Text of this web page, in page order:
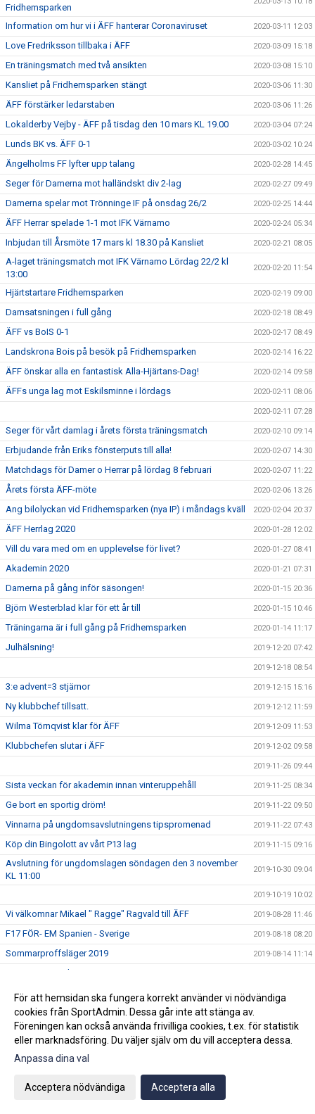
Fridhemsparken
Information om hur vi i ÄFF hanterar Coronaviruset 2020-03-11 12:03
Love Fredriksson tillbaka i ÄFF 2020-03-09 15:18
En träningsmatch med två ansikten 2020-03-08 15:10
Kansliet på Fridhemsparken stängt 2020-03-06 11:30
ÄFF förstärker ledarstaben 2020-03-06 11:26
Lokalderby Vejby - ÄFF på tisdag den 10 mars KL 19.00 2020-03-04 07:24
Lunds BK vs. ÄFF 0-1 2020-03-02 10:24
Ängelholms FF lyfter upp talang 2020-02-28 14:45
Seger för Damerna mot halländskt div 2-lag 2020-02-27 09:49
Damerna spelar mot Trönninge IF på onsdag 26/2 2020-02-25 14:44
ÄFF Herrar spelade 1-1 mot IFK Värnamo 2020-02-24 05:34
Inbjudan till Årsmöte 17 mars kl 18.30 på Kansliet 2020-02-21 08:05
A-laget träningsmatch mot IFK Värnamo Lördag 22/2 kl
13:00
2020-02-20 11:54
Hjärtstartare Fridhemsparken 2020-02-19 09:00
Damsatsningen i full gång 2020-02-18 08:49
ÄFF vs BoIS 0-1 2020-02-17 08:49
Landskrona Bois på besök på Fridhemsparken 2020-02-14 16:22
ÄFF önskar alla en fantastisk Alla-Hjärtans-Dag! 2020-02-14 09:58
ÄFFs unga lag mot Eskilsminne i lördags 2020-02-11 08:06
2020-02-11 07:28
Seger för vårt damlag i årets första träningsmatch 2020-02-10 09:14
Erbjudande från Eriks fönsterputs till alla! 2020-02-07 14:30
Matchdags för Damer o Herrar på lördag 8 februari 2020-02-07 11:22
Årets första ÄFF-möte 2020-02-06 13:26
Ang bilolyckan vid Fridhemsparken (nya IP) i måndags kväll 2020-02-04 20:37
ÄFF Herrlag 2020 2020-01-28 12:02
Vill du vara med om en upplevelse för livet? 2020-01-27 08:41
Akademin 2020 2020-01-21 07:31
Damerna på gång inför säsongen! 2020-01-15 20:36
Björn Westerblad klar för ett år till 2020-01-15 10:46
Träningarna är i full gång på Fridhemsparken 2020-01-14 11:17
Julhälsning! 2019-12-20 07:42
2019-12-18 08:54
3:e advent=3 stjärnor 2019-12-15 15:16
Ny klubbchef tillsatt. 2019-12-12 11:59
Wilma Törnqvist klar för ÄFF 2019-12-09 11:53
Klubbchefen slutar i ÄFF 2019-12-02 09:58
2019-11-26 09:44
Sista veckan för akademin innan vinteruppehåll 2019-11-25 08:34
Ge bort en sportig dröm! 2019-11-22 09:50
Vinnarna på ungdomsavslutningens tipspromenad 2019-11-22 07:43
Köp din Bingolott av vårt P13 lag 2019-11-15 09:16
Avslutning för ungdomslagen söndagen den 3 november
KL 11:00
2019-10-30 09:04
2019-10-19 10:02
Vi välkomnar Mikael " Ragge" Ragvald till ÄFF 2019-08-28 11:46
F17 FÖR- EM Spanien - Sverige 2019-08-18 08:20
Sommarproffsläger 2019 2019-08-14 11:14
Vinnare i 50/50 lotteriet 11/8
ÄFF söker matchsekreterare 2019-08-14 10:18
Angående gårdagens match i P19-Allsvenskan 2019-08-11 11:42
Kalle är på semester 2019-08-10 09:14
Klubbchefen Helena Wennerström presenterar sig
ÄFF söker matchsekreterare
För att hemsidan ska fungera korrekt använder vi nödvändiga
cookies från SportAdmin. Dessa går inte att stänga av.
Föreningen kan också använda frivilliga cookies, t.ex. för statistik
eller marknadsföring. Du väljer själv om du vill acceptera dessa.
Anpassa dina val
Acceptera nödvändiga Acceptera alla